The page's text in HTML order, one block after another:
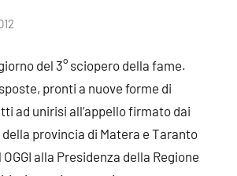
del 3° sciopero della fame.
pronti a nuove forme di
ad unirisi all’appello firmato dai
provincia di Matera e Taranto
alla Presidenza della Regione